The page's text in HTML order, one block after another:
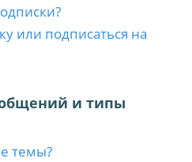
или подписаться на
и типы
темы?